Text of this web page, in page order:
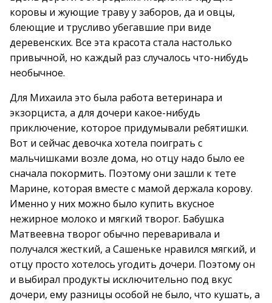
коровы и жующие траву у заборов, да и овцы,
блеющие и трусливо убегавшие при виде
деревенских. Все эта красота стала настолько
привычной, но каждый раз случалось что-нибудь
необычное.
Для Михаила это была работа ветеринара и
экзорциста, а для дочери какое-нибудь
приключение, которое придумывали ребятишки.
Вот и сейчас девочка хотела поиграть с
мальчишками возле дома, но отцу надо было ее
сначала покормить. Поэтому они зашли к тете
Марине, которая вместе с мамой держала корову.
Именно у них можно было купить вкусное
нежирное молоко и мягкий творог. Бабушка
Матвеевна творог обычно переваривала и
получался жесткий, а Сашеньке нравился мягкий, и
отцу просто хотелось угодить дочери. Поэтому он
и выбирал продукты исключительно под вкус
дочери, ему разницы особой не было, что кушать, а